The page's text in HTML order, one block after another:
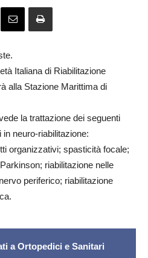
Italiana di Riabilitazione
alla Stazione Marittima di
la trattazione dei seguenti
neuro-riabilitazione:
organizzativi; spasticità focale;
riabilitazione nelle
periferico; riabilitazione
a Ortopedici e Sanitari